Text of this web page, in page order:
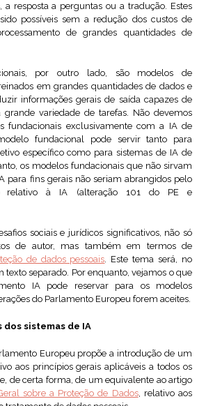
a resposta a perguntas ou a tradução. Estes
possíveis sem a redução dos custos de
de grandes quantidades de
por outro lado, são modelos de
em grandes quantidades de dados e
informações gerais de saída capazes de
variedade de tarefas. Não devemos
fundacionais exclusivamente com a IA de
fundacional pode servir tanto para
específico como para sistemas de IA de
os modelos fundacionais que não sirvam
para fins gerais não seriam abrangidos pelo
relativo à IA (alteração 101 do PE e
sociais e jurídicos significativos, não só
de autor, mas também em termos de
de dados pessoais. Este tema será, no
texto separado. Por enquanto, vejamos o que
IA pode reservar para os modelos
do Parlamento Europeu forem aceites.
sistemas de IA
Europeu propõe a introdução de um
aos princípios gerais aplicáveis a todos os
de certa forma, de um equivalente ao artigo
sobre a Proteção de Dados, relativo aos